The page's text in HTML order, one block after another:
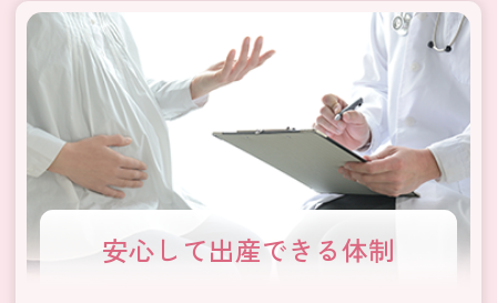
安心して出産できる体制